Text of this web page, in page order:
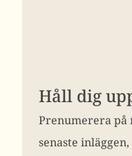
Håll dig
Prenumerera på
senaste